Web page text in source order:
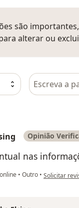
são
alterar ou
Pesquisar
Opinião
nas
• Outro • na opinião
Solicitar